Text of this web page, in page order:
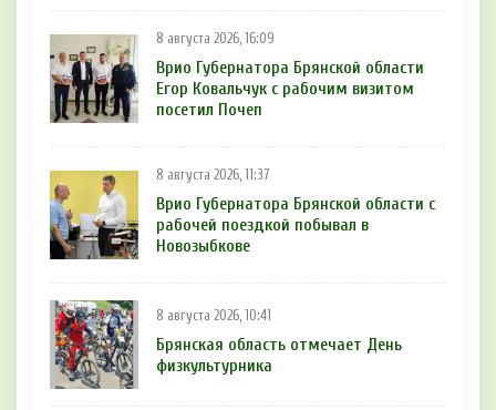
8 августа 2026, 16:09
Врио Губернатора Брянской области
Егор Ковальчук с рабочим визитом
посетил Почеп
8 августа 2026, 11:37
Врио Губернатора Брянской области с
рабочей поездкой побывал в
Новозыбкове
8 августа 2026, 10:41
Брянская область отмечает День
физкультурника